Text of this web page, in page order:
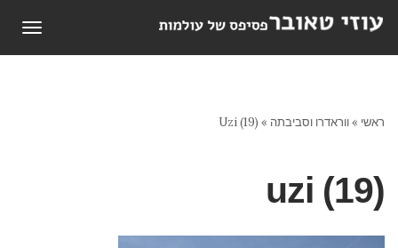
ראשי »ווראדרו וסביבתה »
Uzi (19)
uzi (19)